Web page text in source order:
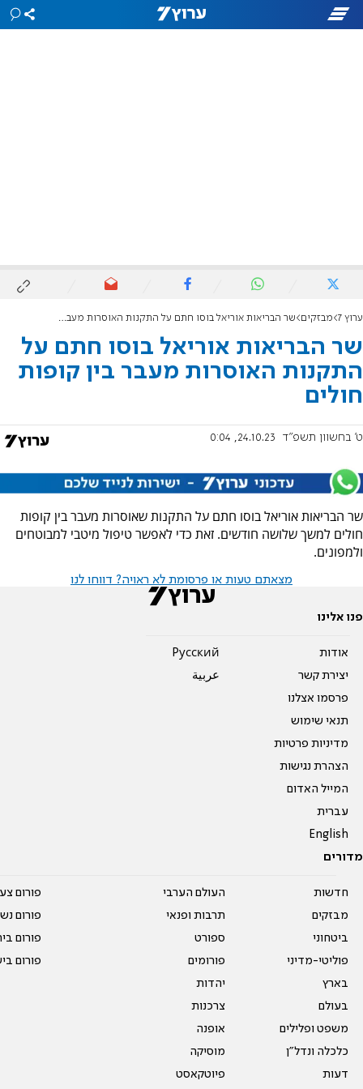
ערוץ 7 מבזקים שר הבריאות אוריאל בוסו חתם על התקנות האוסרות מעבר בין קופות חולים
שר הבריאות אוריאל בוסו חתם על
התקנות האוסרות מעבר בין קופות
חולים
ט' בחשוון תשפ"ד 24.10.23, 0:04
שר הבריאות אוריאל בוסו חתם על התקנות שאוסרות מעבר בין קופות
חולים למשך שלושה חודשים. זאת כדי לאפשר טיפול מיטבי למבוטחים
ולמפונים.
מצאתם טעות או פרסומת לא ראויה? דווחו לנו
פנו אלינו
אודות
יצירת קשר
פרסמו אצלנו
תנאי שימוש
מדיניות פרטיות
הצהרת נגישות
המייל האדום
עברית
English
Pусский
عربية
מדורים
חדשות
מבזקים
ביטחוני
פוליטי-מדיני
בארץ
בעולם
משפט ופלילים
כלכלה ונדל"ן
דעות
העולם הערבי
תרבות ופנאי
ספורט
פורומים
יהדות
צרכנות
אופנה
מוסיקה
פיוטקאסט
פורום
פורום
פורום
פורום